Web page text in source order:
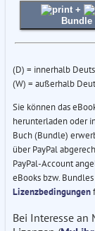
+
Bundle
(D) = innerhalb
(W) = außerhalb
Sie können das
herunterladen oder
Buch (Bundle)
über PayPal
PayPal-Account
eBooks bzw.
Lizenzbedingungen
Bei Interesse an